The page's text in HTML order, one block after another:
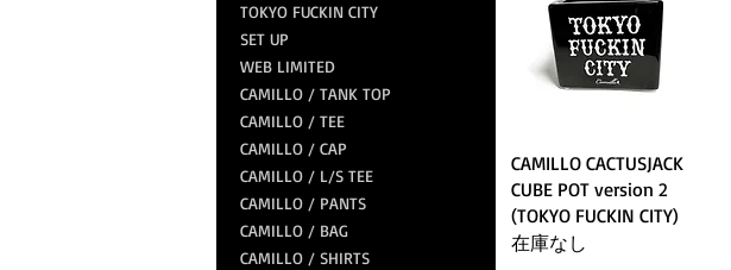
TOKYO FUCKIN CITY
SET UP
WEB LIMITED
CAMILLO / TANK TOP
CAMILLO / TEE
CAMILLO / CAP
CAMILLO / L/S TEE
CAMILLO / PANTS
CAMILLO / BAG
CAMILLO / SHIRTS
CAMILLO CACTUSJACK
CUBE POT version 2
(TOKYO FUCKIN CITY)
在庫なし